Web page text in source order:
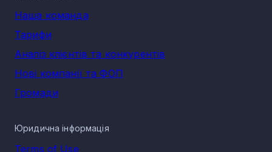
Наша команда
Тарифи
Аналіз клієнтів та конкурентів
Нові компанії та ФОП
Громади
Юридична інформація
Terms of Use